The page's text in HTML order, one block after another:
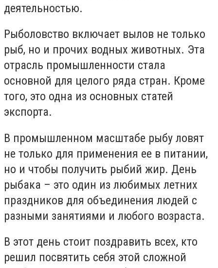
деятельностью.
Рыболовство включает вылов не только
рыб, но и прочих водных животных. Эта
отрасль промышленности стала
основной для целого ряда стран. Кроме
того, это одна из основных статей
экспорта.
В промышленном масштабе рыбу ловят
не только для применения ее в питании,
но и чтобы получить рыбий жир. День
рыбака – это один из любимых летних
праздников для объединения людей с
разными занятиями и любого возраста.
В этот день стоит поздравить всех, кто
решил посвятить себя этой сложной